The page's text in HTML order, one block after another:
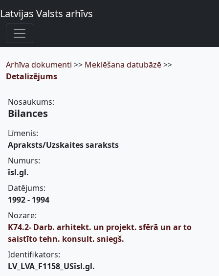
Latvijas Valsts arhīvs
Arhīva dokumenti >> Meklēšana datubāzē>>
Detalizējums
Nosaukums:
Bilances
Līmenis:
Apraksts/Uzskaites saraksts
Numurs:
īsl.gl.
Datējums:
1992 - 1994
Nozare:
K74.2- Darb. arhitekt. un projekt. sfērā un ar to
saistīto tehn. konsult. sniegš.
Identifikators:
LV_LVA_F1158_USīsl.gl.